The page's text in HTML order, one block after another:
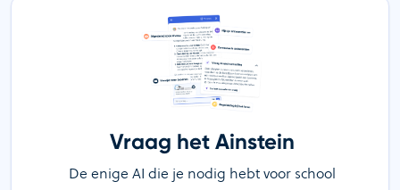
Vraag het Ainstein
De enige AI die je nodig hebt voor school